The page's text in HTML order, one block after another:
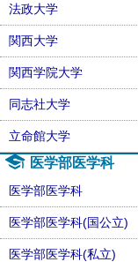
法政大学
関西大学
関西学院大学
同志社大学
立命館大学
医学部医学科
医学部医学科
医学部医学科(国公立)
医学部医学科(私立)